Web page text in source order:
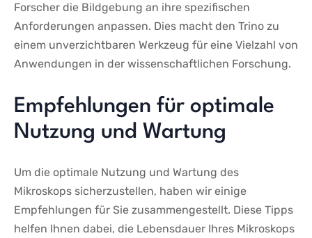
Forscher die Bildgebung an ihre⁣ spezifischen‍
Anforderungen⁢ anpassen. Dies macht den Trino zu
einem unverzichtbaren Werkzeug für eine Vielzahl von
Anwendungen in der wissenschaftlichen Forschung.
Empfehlungen für optimale
Nutzung‍ und Wartung
Um⁣ die optimale Nutzung ‌und‍ Wartung des
Mikroskops ⁣sicherzustellen, haben wir einige
Empfehlungen für Sie zusammengestellt. Diese Tipps
helfen ‍Ihnen dabei, die Lebensdauer Ihres Mikroskops⁢